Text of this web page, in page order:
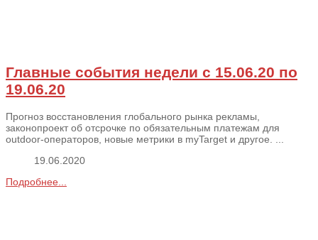
Главные события недели с 15.06.20 по
19.06.20
Прогноз восстановления глобального рынка рекламы,
законопроект об отсрочке по обязательным платежам для
outdoor-операторов, новые метрики в myTarget и другое. ...
19.06.2020
Подробнее...